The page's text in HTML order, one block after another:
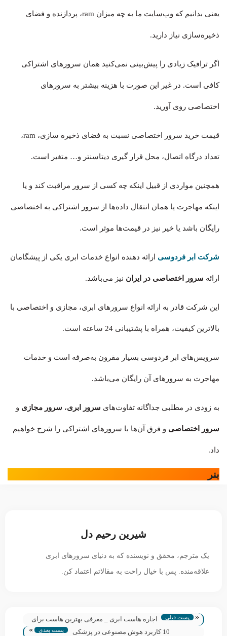
یعنی بدانیم که وب‌سایت ما به چه میزان ram، پردازنده و فضای
ذخیره‌سازی نیاز دارید.
اگر ترافیک زیادی را پیش‌بینی نمی‌کنید همان سرورهای اشتراکی
کافی است. در غیر این صورت با هزینه بیشتر به سرورهای
اختصاصی روی آورید.
قیمت خرید سرور اختصاصی نسبت به فضای ذخیره سازی، ram،
تعداد درگاه اتصال، محل قرار گیری دیتاسنتر و… متغیر است.
همچنین مواردی از قبیل اینکه چه کسی از سرور مراقبت کند و یا
اینکه مهاجرت یا همان انتقال داده‌ها از سرور اشتراکی به اختصاصی
رایگان باشد یا خیر نیز در قیمت‌ها موثر است.
شرکت ابر فردوسی ارائه دهنده انواع خدمات ابری یکی از پیشگامان
ارائه سرور اختصاصی در ایران نیز می‌باشد.
این شرکت قادر به ارائه انواع سرورهای ابری، مجازی و اختصاصی با
بالاترین کیفیت، همراه با پشتیبانی 24 ساعته است.
سرویس‌های ابر فردوسی بسیار مقرون به‌صرفه است و خدمات
مهاجرت به سرورهای آن رایگان می‌باشد.
به زودی در مطلبی جداگانه تفاوت‌های سرور ابری، سرور مجازی و
سرور اختصاصی و فرق آن‎‌ها با سرورهای اشتراکی را شرح خواهیم
داد.
بنر
شیرین رحیم دل
یک مترجم، محقق و نویسنده که به دنیای سرورهای ابری
علاقه‌منده. پس با خیال راحت به مقالاتم اعتماد کن.
« پست قبلی
اجاره هاست ابری _ معرفی بهترین هاست برای
کسب‌وکار شما
10 کاربرد هوش مصنوعی در پزشکی پست بعدی »